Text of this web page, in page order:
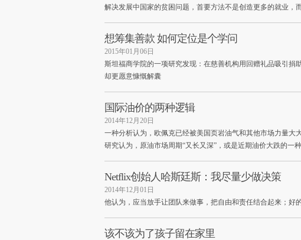
解决发展中国家的贫困问题，首要方法不是创造更多的就业，
想筹集善款 如何定位是个学问
2015年01月06日
斯坦福商学院的一项研究发现：在慈善机构用回赠礼品吸引
却更愿意慷慨解囊
国际油价的两种逻辑
2014年12月20日
一种分析认为，欧佩克已经被美国页岩油气和其他市场力量
研究认为，原油市场周期“又长又深”，或是近期油价大跌的一
Netflix创始人哈斯廷斯：我尽量少做决策
2014年12月01日
他认为，应当放手让团队来做事，把自由和责任结合起来；好
该不该为了孩子留在家里